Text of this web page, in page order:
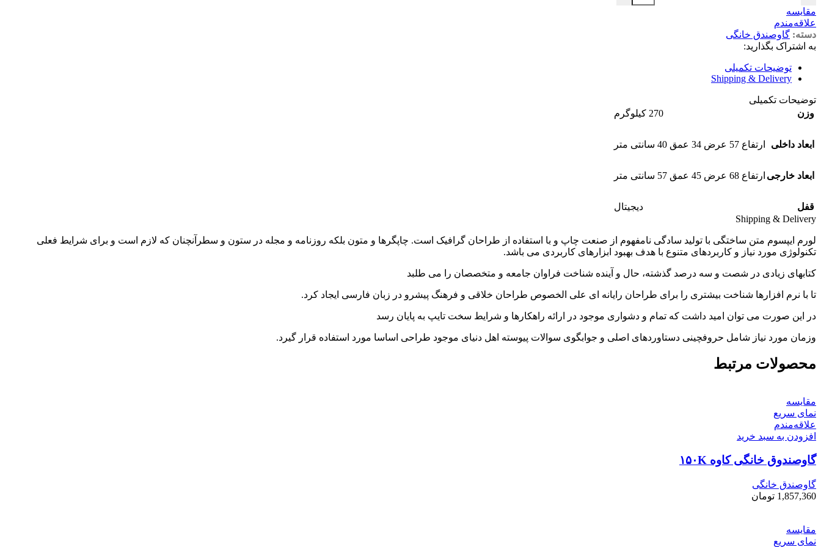
مقایسه
علاقه‌مندم
دسته: گاوصندق خانگی
به اشتراک بگذارید:
توضیحات تکمیلی
Shipping & Delivery
توضیحات تکمیلی
وزن
270 کیلوگرم
ابعاد داخلی ارتفاع 57 عرض 34 عمق 40 سانتی متر
ابعاد خارجی ارتفاع 68 عرض 45 عمق 57 سانتی متر
قفل
دیجیتال
Shipping & Delivery
لورم ایپسوم متن ساختگی با تولید سادگی نامفهوم از صنعت چاپ و با استفاده از طراحان گرافیک است. چاپگرها و متون بلکه روزنامه و مجله در ستون و سطرآنچنان که لازم است و برای شرایط فعلی
تکنولوژی مورد نیاز و کاربردهای متنوع با هدف بهبود ابزارهای کاربردی می باشد.
کتابهای زیادی در شصت و سه درصد گذشته، حال و آینده شناخت فراوان جامعه و متخصصان را می طلبد
تا با نرم افزارها شناخت بیشتری را برای طراحان رایانه ای علی الخصوص طراحان خلاقی و فرهنگ پیشرو در زبان فارسی ایجاد کرد.
در این صورت می توان امید داشت که تمام و دشواری موجود در ارائه راهکارها و شرایط سخت تایپ به پایان رسد
وزمان مورد نیاز شامل حروفچینی دستاوردهای اصلی و جوابگوی سوالات پیوسته اهل دنیای موجود طراحی اساسا مورد استفاده قرار گیرد.
محصولات مرتبط
مقایسه
نمای سریع
علاقه‌مندم
افزودن به سبد خرید
گاوصندوق خانگی کاوه ۱۵۰K
گاوصندق خانگی
1,857,360 تومان
مقایسه
نمای سریع